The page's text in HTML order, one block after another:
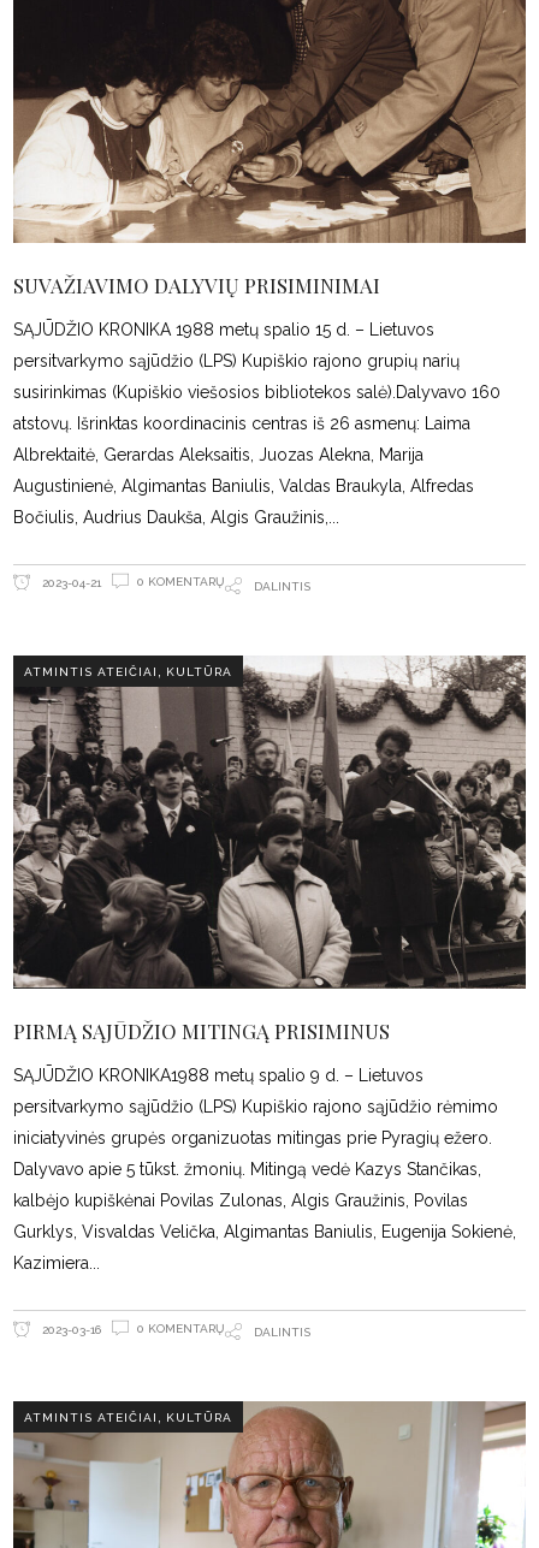
SUVAŽIAVIMO DALYVIŲ PRISIMINIMAI
SĄJŪDŽIO KRONIKA 1988 metų spalio 15 d. – Lietuvos
persitvarkymo sąjūdžio (LPS) Kupiškio rajono grupių narių
susirinkimas (Kupiškio viešosios bibliotekos salė).Dalyvavo 160
atstovų. Išrinktas koordinacinis centras iš 26 asmenų: Laima
Albrektaitė, Gerardas Aleksaitis, Juozas Alekna, Marija
Augustinienė, Algimantas Baniulis, Valdas Braukyla, Alfredas
Bočiulis, Audrius Daukša, Algis Graužinis,
2023-04-21 0 KOMENTARŲ DALINTIS
ATMINTIS ATEIČIAI KULTŪRA
PIRMĄ SĄJŪDŽIO MITINGĄ PRISIMINUS
SĄJŪDŽIO KRONIKA1988 metų spalio 9 d. – Lietuvos
persitvarkymo sąjūdžio (LPS) Kupiškio rajono sąjūdžio rėmimo
iniciatyvinės grupės organizuotas mitingas prie Pyragių ežero.
Dalyvavo apie 5 tūkst. žmonių. Mitingą vedė Kazys Stančikas,
kalbėjo kupiškėnai Povilas Zulonas, Algis Graužinis, Povilas
Gurklys, Visvaldas Velička, Algimantas Baniulis, Eugenija Sokienė,
Kazimiera
2023-03-16 0 KOMENTARŲ DALINTIS
ATMINTIS ATEIČIAI , KULTŪRA